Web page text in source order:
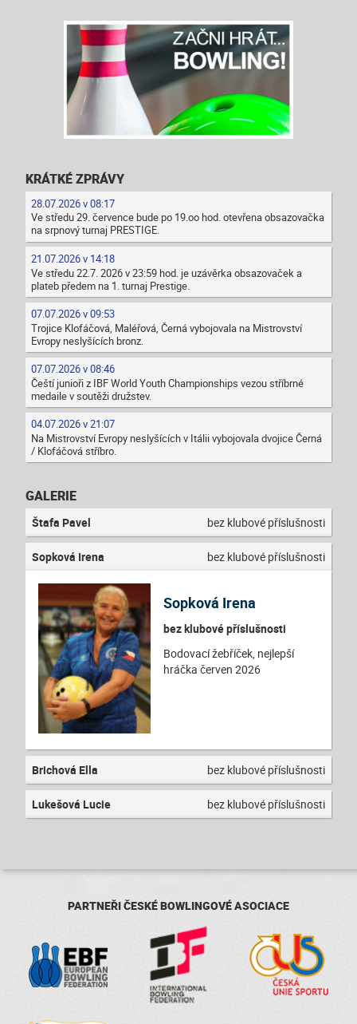
KRÁTKÉ ZPRÁVY
28.07.2026 v 08:17
Ve středu 29. července bude po 19.oo hod. otevřena obsazovačka
na srpnový turnaj PRESTIGE.
21.07.2026 v 14:18
Ve středu 22.7. 2026 v 23:59 hod. je uzávěrka obsazovaček a
plateb předem na 1. turnaj Prestige.
07.07.2026 v 09:53
Trojice Klofáčová, Maléřová, Černá vybojovala na Mistrovství
Evropy neslyšících bronz.
07.07.2026 v 08:46
Čeští junioři z IBF World Youth Championships vezou stříbrné
medaile v soutěži družstev.
04.07.2026 v 21:07
Na Mistrovství Evropy neslyšících v Itálii vybojovala dvojice Černá
/ Klofáčová stříbro.
GALERIE
Štafa Pavel bez klubové příslušnosti
Sopková Irena bez klubové příslušnosti
Sopková Irena
bez klubové příslušnosti
Bodovací žebříček, nejlepší
hráčka červen 2026
Brichová Ella bez klubové příslušnosti
Lukešová Lucie bez klubové příslušnosti
PARTNEŘI ČESKÉ BOWLINGOVÉ ASOCIACE